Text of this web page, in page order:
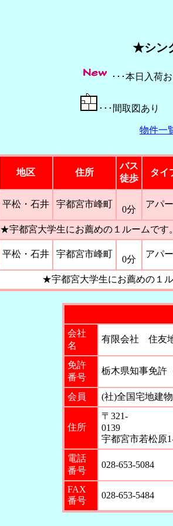
★シン
･･･本日入
･･･間取図
物件一
地区 住所
バス
徒歩
タイ
平松・石井 宇都宮市峰町
0分
アパ
★宇都宮大学生にお薦めの１ルームです
平松・石井 宇都宮市峰町
0分
アパ
★宇都宮大学生にお薦めの１
会社
名
有限会社 住友
免許
番号
栃木県知事免許
会員 (社)全国宅地建
住所
〒321-
宇都宮市若松原
電話
番号
028-653-5084
FAX
番号
028-653-5484